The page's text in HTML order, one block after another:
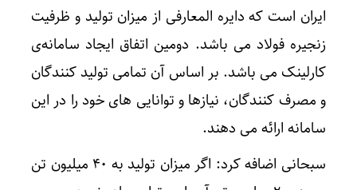
ایران است که دایره المعارفی از میزان تولید و ظرفیت
زنجیره فولاد می باشد. دومین اتفاق ایجاد سامانه‌ی
کارلینک می باشد. بر اساس آن تمامی تولید کنندگان
و مصرف کنندگان، نیازها و توانایی های خود را در این
سامانه ارائه می‌ دهند.
سبحانی اضافه کرد: اگر میزان تولید به ۴۰ میلیون تن